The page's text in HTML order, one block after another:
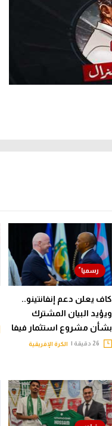
كاف يعلن دعم إنفانتينو..
ويؤيد البيان المشترك
بشأن مشروع استثمار فيفا
الكرة الإفريقية